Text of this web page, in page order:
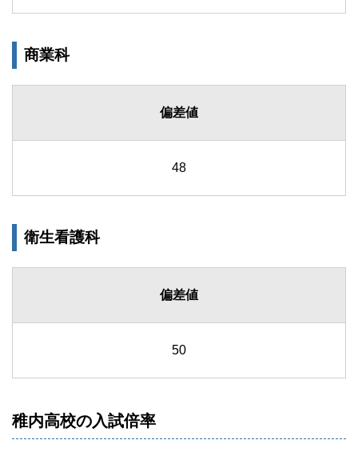
商業科
偏差値
48
衛生看護科
偏差値
50
稚内高校の入試倍率